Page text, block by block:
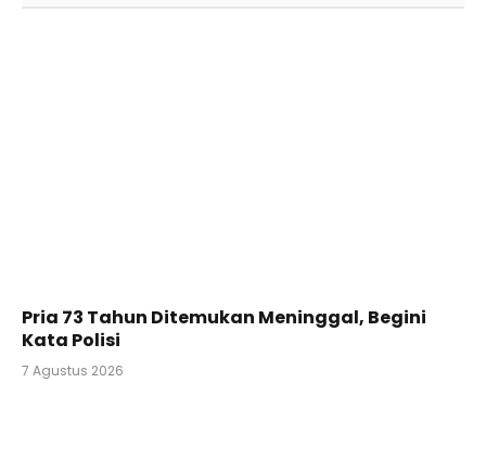
Pria 73 Tahun Ditemukan Meninggal, Begini
Kata Polisi
7 Agustus 2026